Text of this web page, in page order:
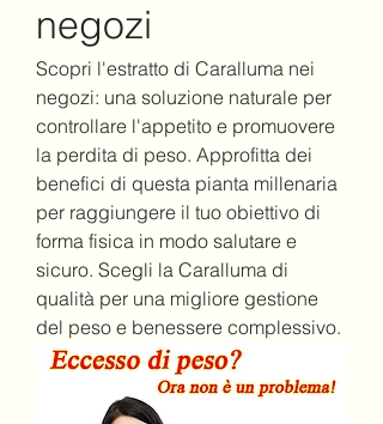
negozi
Scopri l'estratto di Caralluma nei
negozi: una soluzione naturale per
controllare l'appetito e promuovere
la perdita di peso. Approfitta dei
benefici di questa pianta millenaria
per raggiungere il tuo obiettivo di
forma fisica in modo salutare e
sicuro. Scegli la Caralluma di
qualità per una migliore gestione
del peso e benessere complessivo.